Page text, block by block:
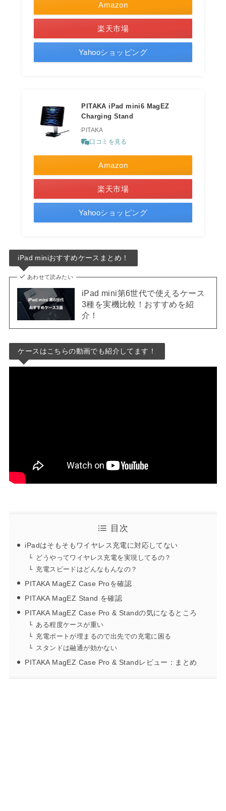
Amazon
楽天市場
Yahooショッピング
PITAKA iPad mini6 MagEZ
Charging Stand
PITAKA
口コミを見る
Amazon
楽天市場
Yahooショッピング
iPad miniおすすめケースまとめ！
あわせて読みたい
iPad mini第6世代で使えるケース
3種を実機比較！おすすめを紹
介！
ケースはこちらの動画でも紹介してます！
目次
iPadはそもそもワイヤレス充電に対応してない
どうやってワイヤレス充電を実現してるの？
充電スピードはどんなもんなの？
PITAKA MagEZ Case Proを確認
PITAKA MagEZ Stand を確認
PITAKA MagEZ Case Pro & Standの気になるところ
ある程度ケースが重い
充電ポートが埋まるので出先での充電に困る
スタンドは融通が効かない
PITAKA MagEZ Case Pro & Standレビュー：まとめ